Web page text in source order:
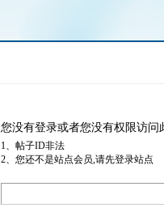
您没有登录或者您没有权限访问
1、帖子ID非法
2、您还不是站点会员,请先登录站点